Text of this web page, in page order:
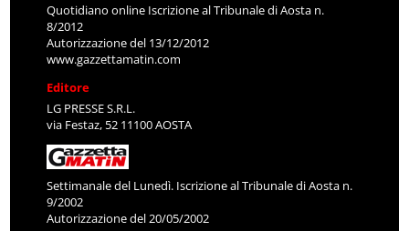
Quotidiano online Iscrizione al Tribunale di Aosta n.
8/2012
Autorizzazione del 13/12/2012
www.gazzettamatin.com
Editore
LG PRESSE S.R.L.
via Festaz, 52 11100 AOSTA
Settimanale del Lunedì. Iscrizione al Tribunale di Aosta n.
9/2002
Autorizzazione del 20/05/2002